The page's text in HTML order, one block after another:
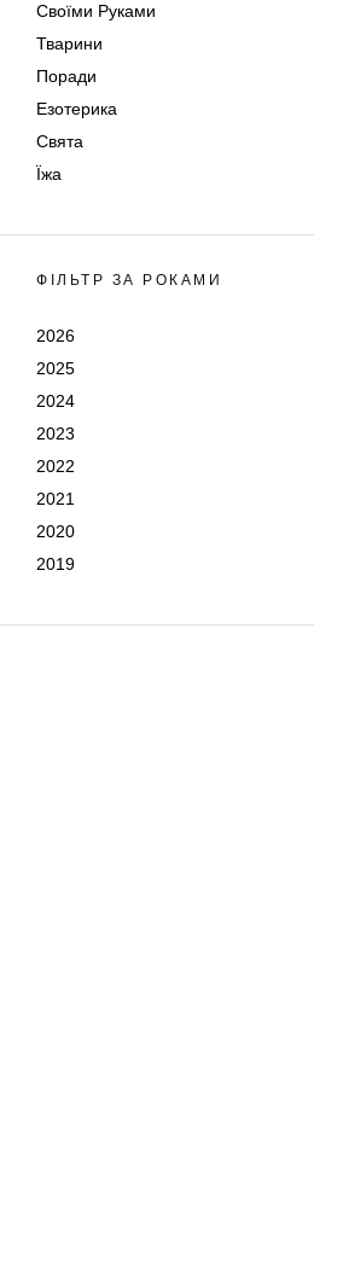
Своїми Руками
Тварини
Поради
Езотерика
Свята
Їжа
ФІЛЬТР ЗА РОКАМИ
2026
2025
2024
2023
2022
2021
2020
2019